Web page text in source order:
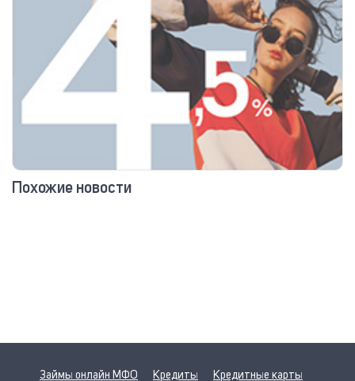
Похожие новости
Займы онлайн МФО Кредиты Кредитные карты